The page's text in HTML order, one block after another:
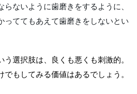
らないように歯磨きをするように、
っててもあえて歯磨きをしないとい
う選択肢は、良くも悪くも刺激的。
でもしてみる価値はあるでしょう。